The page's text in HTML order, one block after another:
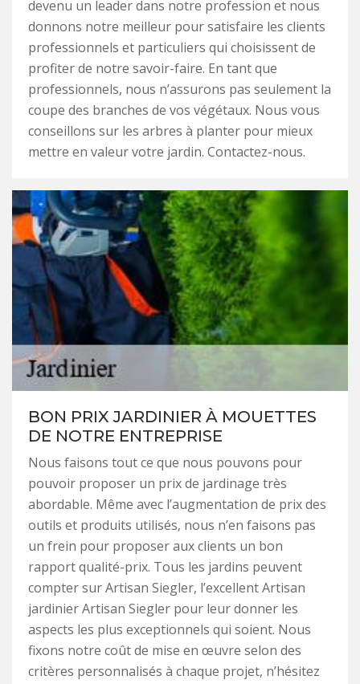
devenu un leader dans notre profession et nous
donnons notre meilleur pour satisfaire les clients
professionnels et particuliers qui choisissent de
profiter de notre savoir-faire. En tant que
professionnels, nous n’assurons pas seulement la
coupe des branches de vos végétaux. Nous vous
conseillons sur les arbres à planter pour mieux
mettre en valeur votre jardin. Contactez-nous.
BON PRIX JARDINIER À MOUETTES
DE NOTRE ENTREPRISE
Nous faisons tout ce que nous pouvons pour
pouvoir proposer un prix de jardinage très
abordable. Même avec l’augmentation de prix des
outils et produits utilisés, nous n’en faisons pas
un frein pour proposer aux clients un bon
rapport qualité-prix. Tous les jardins peuvent
compter sur Artisan Siegler, l’excellent Artisan
jardinier Artisan Siegler pour leur donner les
aspects les plus exceptionnels qui soient. Nous
fixons notre coût de mise en œuvre selon des
critères personnalisés à chaque projet, n’hésitez